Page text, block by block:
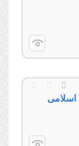
اسلامی